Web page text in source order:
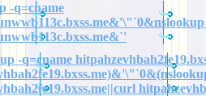
-q=cname
-q=cname